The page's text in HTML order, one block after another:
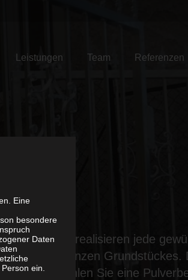
Leistungen Team Referenzen
Wir realisieren jede
eines ganzen Grundstückes.
Hand. Wählen Sie eine
Eine
besondere
Daten
ein.